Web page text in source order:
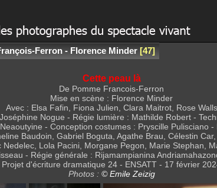
Ferron - Florence Minder 47
Cette peau là
De Pomme Francois-Ferron
Mise en scène : Florence Minder
Avec : Elsa Fafin, Fiona Julien, Clara Maitrot, Rose Walls
Nogue - Régie lumière : Mathilde Robert -
- Conception costumes : Pryscille Pulisciano
Baudoin, Gabriel Boguta, Agathe Brau, Célestin
Lola Pacini, Morgane Pegon, Marie Stephan,
- Régie générale : Rijamampianina
Projet d'écriture dramatique 24 - ENSATT - 17 février
Photos : © Emile Zeizig